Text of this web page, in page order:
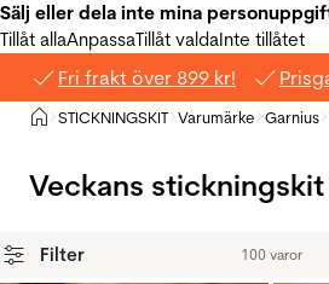
Sälj eller dela inte mina
Tillåt allaAnpassaTillåt valdaInte tillåtet
Fri frakt över 899 kr!
Hem
>STICKNINGSKIT >Varumärke >Garnius
Veckans stickningskit
Filter 100 varor